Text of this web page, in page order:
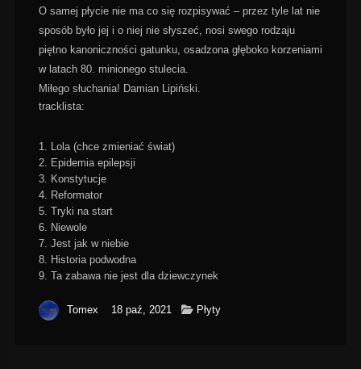
O samej płycie nie ma co się rozpisywać – przez tyle lat nie
sposób było jej i o niej nie słyszeć, nosi swego rodzaju
piętno kanoniczności gatunku, osadzona głęboko korzeniami
w latach 80. minionego stulecia.
Miłego słuchania! Damian Lipiński.
tracklista:
1. Lola (chce zmieniać świat)
2. Epidemia epilepsji
3. Konstytucje
4. Reformator
5. Tryki na start
6. Niewole
7. Jest jak w niebie
8. Historia podwodna
9. Ta zabawa nie jest dla dziewczynek
Tomex 18 paź, 2021 Płyty